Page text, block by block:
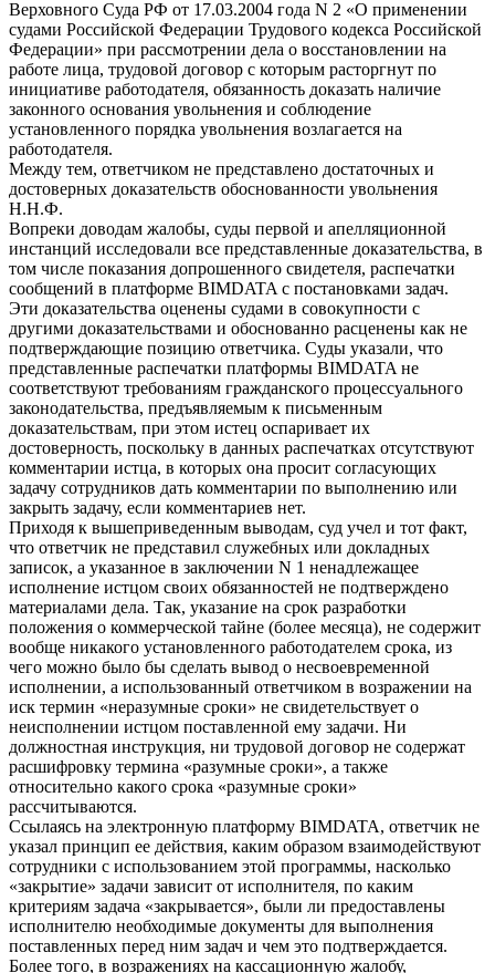
Верховного Суда РФ от 17.03.2004 года N 2 «О применении
судами Российской Федерации Трудового кодекса Российской
Федерации» при рассмотрении дела о восстановлении на
работе лица, трудовой договор с которым расторгнут по
инициативе работодателя, обязанность доказать наличие
законного основания увольнения и соблюдение
установленного порядка увольнения возлагается на
работодателя.
Между тем, ответчиком не представлено достаточных и
достоверных доказательств обоснованности увольнения
Н.Н.Ф.
Вопреки доводам жалобы, суды первой и апелляционной
инстанций исследовали все представленные доказательства, в
том числе показания допрошенного свидетеля, распечатки
сообщений в платформе BIMDATA с постановками задач.
Эти доказательства оценены судами в совокупности с
другими доказательствами и обоснованно расценены как не
подтверждающие позицию ответчика. Суды указали, что
представленные распечатки платформы BIMDATA не
соответствуют требованиям гражданского процессуального
законодательства, предъявляемым к письменным
доказательствам, при этом истец оспаривает их
достоверность, поскольку в данных распечатках отсутствуют
комментарии истца, в которых она просит согласующих
задачу сотрудников дать комментарии по выполнению или
закрыть задачу, если комментариев нет.
Приходя к вышеприведенным выводам, суд учел и тот факт,
что ответчик не представил служебных или докладных
записок, а указанное в заключении N 1 ненадлежащее
исполнение истцом своих обязанностей не подтверждено
материалами дела. Так, указание на срок разработки
положения о коммерческой тайне (более месяца), не содержит
вообще никакого установленного работодателем срока, из
чего можно было бы сделать вывод о несвоевременной
исполнении, а использованный ответчиком в возражении на
иск термин «неразумные сроки» не свидетельствует о
неисполнении истцом поставленной ему задачи. Ни
должностная инструкция, ни трудовой договор не содержат
расшифровку термина «разумные сроки», а также
относительно какого срока «разумные сроки»
рассчитываются.
Ссылаясь на электронную платформу BIMDATA, ответчик не
указал принцип ее действия, каким образом взаимодействуют
сотрудники с использованием этой программы, насколько
«закрытие» задачи зависит от исполнителя, по каким
критериям задача «закрывается», были ли предоставлены
исполнителю необходимые документы для выполнения
поставленных перед ним задач и чем это подтверждается.
Более того, в возражениях на кассационную жалобу,